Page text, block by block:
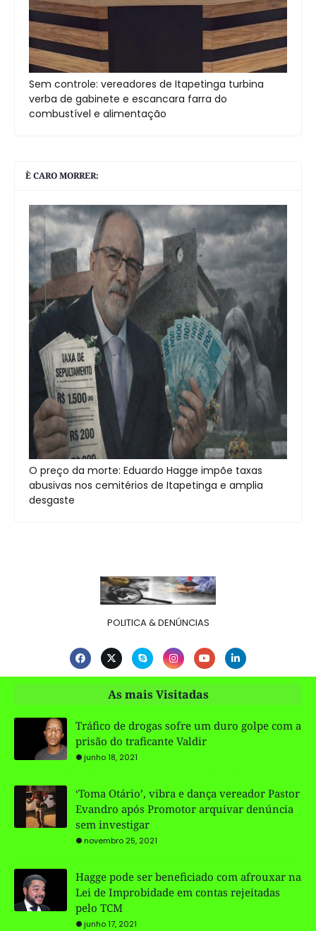
Sem controle: vereadores de Itapetinga turbina
verba de gabinete e escancara farra do
combustível e alimentação
È CARO MORRER:
O preço da morte: Eduardo Hagge impõe taxas
abusivas nos cemitérios de Itapetinga e amplia
desgaste
POLITICA & DENÚNCIAS
As mais Visitadas
Tráfico de drogas sofre um duro golpe com a
prisão do traficante Valdir
junho 18, 2021
‘Toma Otário’, vibra e dança vereador Pastor
Evandro após Promotor arquivar denúncia
sem investigar
novembro 25, 2021
Hagge pode ser beneficiado com afrouxar na
Lei de Improbidade em contas rejeitadas
pelo TCM
junho 17, 2021